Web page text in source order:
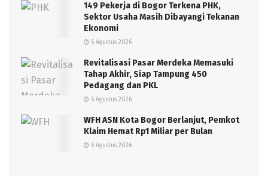
149 Pekerja di Bogor Terkena PHK,
Sektor Usaha Masih Dibayangi Tekanan
Ekonomi
6 Agustus 2026
Revitalisasi Pasar Merdeka Memasuki
Tahap Akhir, Siap Tampung 450
Pedagang dan PKL
6 Agustus 2026
WFH ASN Kota Bogor Berlanjut, Pemkot
Klaim Hemat Rp1 Miliar per Bulan
6 Agustus 2026